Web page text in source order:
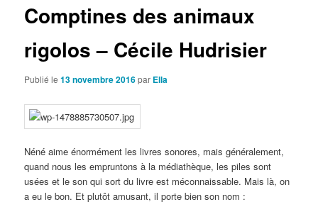
Comptines des animaux
rigolos – Cécile Hudrisier
Publié le13 novembre 2016par Ella
Néné aime énormément les livres sonores, mais généralement,
quand nous les empruntons à la médiathèque, les piles sont
usées et le son qui sort du livre est méconnaissable. Mais là, on
a eu le bon. Et plutôt amusant, il porte bien son nom :